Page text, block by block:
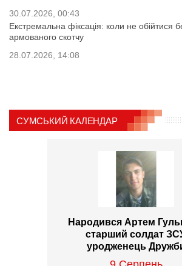
30.07.2026, 00:43
Екстремальна фіксація: коли не обійтися
армованого скотчу
28.07.2026, 14:08
СУМСЬКИЙ КАЛЕНДАР
Народився Артем
старший солдат
уродженець